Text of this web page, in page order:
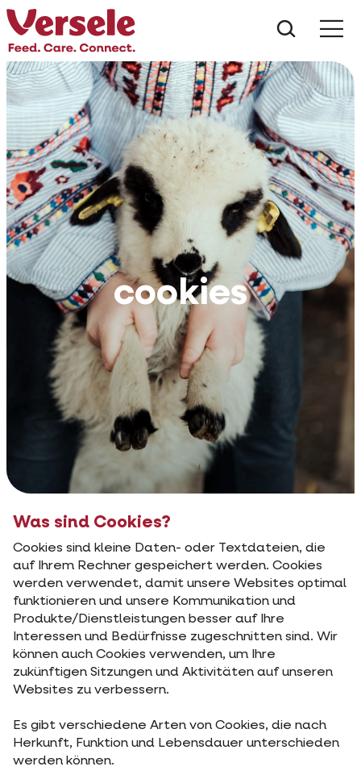
cookies
Was sind Cookies?
Cookies sind kleine Daten- oder Textdateien, die
auf Ihrem Rechner gespeichert werden. Cookies
werden verwendet, damit unsere Websites optimal
funktionieren und unsere Kommunikation und
Produkte/Dienstleistungen besser auf Ihre
Interessen und Bedürfnisse zugeschnitten sind. Wir
können auch Cookies verwenden, um Ihre
zukünftigen Sitzungen und Aktivitäten auf unseren
Websites zu verbessern.
Es gibt verschiedene Arten von Cookies, die nach
Herkunft, Funktion und Lebensdauer unterschieden
werden können.